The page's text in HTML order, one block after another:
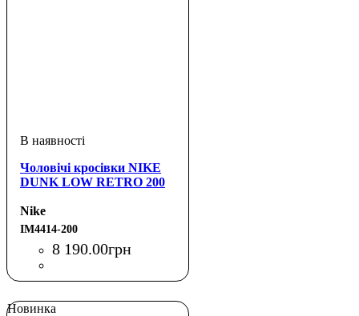
Чоловічі кросівки NIKE
DUNK LOW RETRO 200
Nike
IM4414-200
8 190.00грн
Новинка